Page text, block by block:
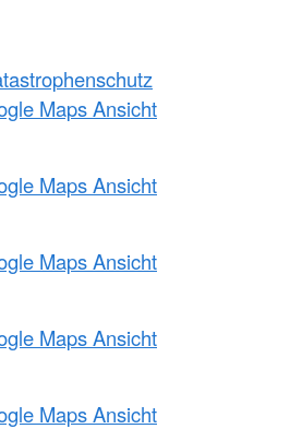
Maps Ansicht
Maps Ansicht
Maps Ansicht
Maps Ansicht
Maps Ansicht